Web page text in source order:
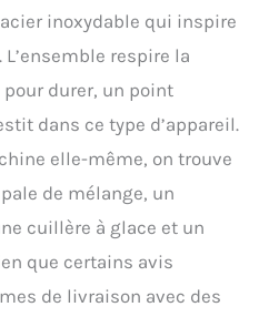
heures. [Polyvalence et
Capacité Familiale de 2L]
Préparez 2 litres de glace,
sorbet, granité ou milk-
shake pour ravir toute la
famille ou vos invités.
Créez des recettes uniques
en y incorporant
facilement vos fruits,
chocolats ou noix préférés.
[Design Silencieux et
Facile à Nettoyer] Avec un
inoxydable qui inspire
respire la
durer, un point
dans ce type d’appareil.
elle-même, on trouve
de mélange, un
cuillère à glace et un
que certains avis
de livraison avec des